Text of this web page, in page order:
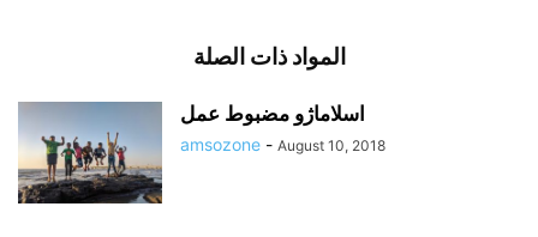
المواد ذات الصلة
اسلاماژو مضبوط عمل
amsozone - August 10, 2018